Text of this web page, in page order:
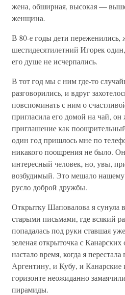
жена, обширная, высокая —
женщина.
В 80-е годы дети переженились,
шестидесятилетний Игорек
его душе не исчерпались.
В тот год мы с ним где-то
разговорились, и вдруг
повспоминать с ним о
пригласила его домой на чай,
приглашение как
один год пришлось мне по
никакого поощрения не было.
интересный человек, но, увы,
возбудимый. Это мешало нашему
русло доброй дружбы.
Открытку Шаповалова я сунула
старыми письмами, где всякий
попадалась под руки ставшая
зеленая открыточка с
настало время, когда я
Аргентину, и Кубу, и Канарские
горизонте неожиданно
пирамиды.